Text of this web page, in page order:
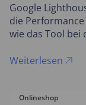
Google
die
wie das Tool
Weiterlesen
Onlineshop